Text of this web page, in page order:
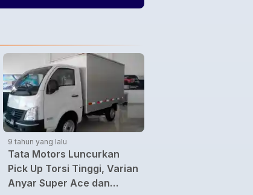
9 tahun yang lalu
Tata Motors Luncurkan
Pick Up Torsi Tinggi, Varian
Anyar Super Ace dan